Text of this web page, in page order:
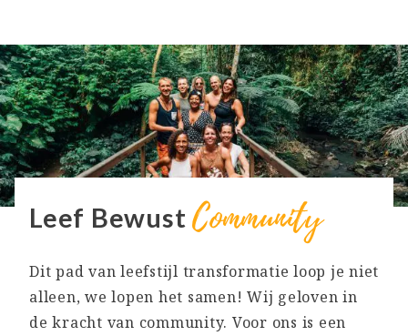
Leef Bewust Community
Dit pad van leefstijl transformatie loop je niet
alleen, we lopen het samen! Wij geloven in
de kracht van community. Voor ons is een